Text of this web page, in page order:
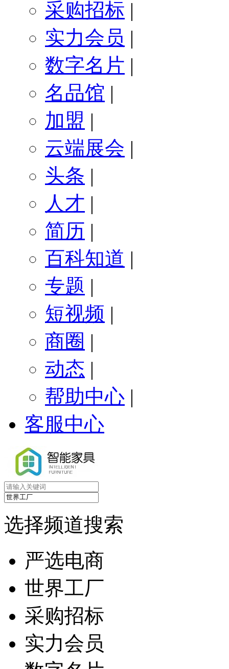
采购招标 |
实力会员 |
数字名片 |
名品馆 |
加盟 |
云端展会 |
头条 |
人才 |
简历 |
百科知道 |
专题 |
短视频 |
商圈 |
动态 |
帮助中心 |
客服中心
选择频道搜索
严选电商
世界工厂
采购招标
实力会员